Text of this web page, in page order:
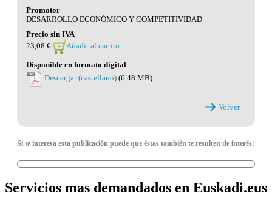
Promotor
DESARROLLO ECONÓMICO Y COMPETITIVIDAD
Precio sin IVA
23,08 €
Añadir al carrito
Disponible en formato digital
Descargar (castellano) (6.48 MB)
Volver
Si te interesa esta publicación puede que éstas también te resulten de interés:
Servicios mas demandados en Euskadi.eus